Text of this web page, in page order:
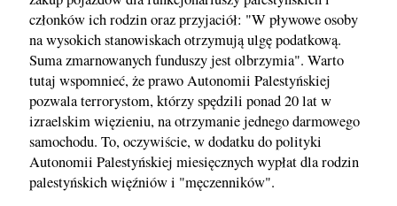
członków ich rodzin oraz przyjaciół: "W pływowe osoby
na wysokich stanowiskach otrzymują ulgę podatkową.
Suma zmarnowanych funduszy jest olbrzymia". Warto
tutaj wspomnieć, że prawo Autonomii Palestyńskiej
pozwala terrorystom, którzy spędzili ponad 20 lat w
izraelskim więzieniu, na otrzymanie jednego darmowego
samochodu. To, oczywiście, w dodatku do polityki
Autonomii Palestyńskiej miesięcznych wypłat dla rodzin
palestyńskich więźniów i "męczenników".